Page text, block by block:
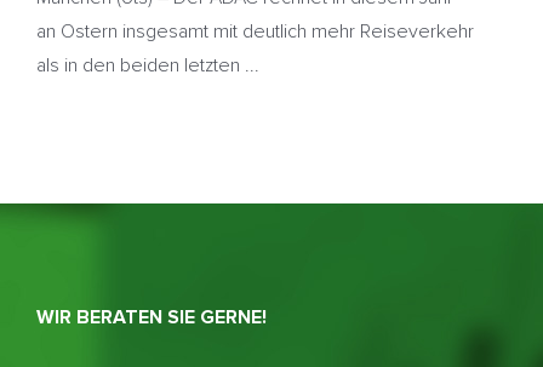
an Ostern insgesamt mit deutlich mehr Reiseverkehr
als in den beiden letzten ...
WIR BERATEN SIE GERNE!